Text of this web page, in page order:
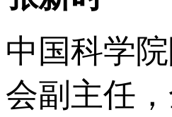
中国科学
会副主任